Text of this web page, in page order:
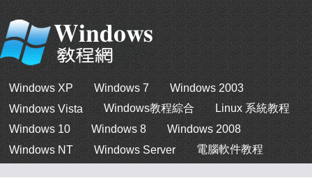
Windows XP Windows 7
Windows 2003
Windows Vista
Windows教程綜合
Linux 系統教程
Windows 10
Windows 8
Windows 2008
Windows NT
Windows Server 電腦軟件教程